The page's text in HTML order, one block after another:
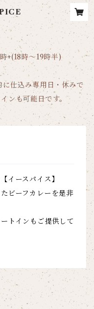
+(18時〜19時半)
仕込み専用日・休みで
ンも可能日です。
イースパイス】
ビーフカレーを是非
トインもご提供して